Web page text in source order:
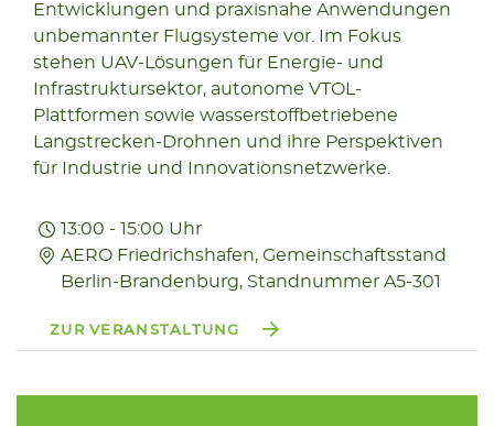
Entwicklungen und praxisnahe Anwendungen
unbemannter Flugsysteme vor. Im Fokus
stehen UAV-Lösungen für Energie- und
Infrastruktursektor, autonome VTOL-
Plattformen sowie wasserstoffbetriebene
Langstrecken-Drohnen und ihre Perspektiven
für Industrie und Innovationsnetzwerke.
13:00 - 15:00 Uhr
AERO Friedrichshafen, Gemeinschaftsstand
Berlin-Brandenburg, Standnummer A5-301
ZUR VERANSTALTUNG